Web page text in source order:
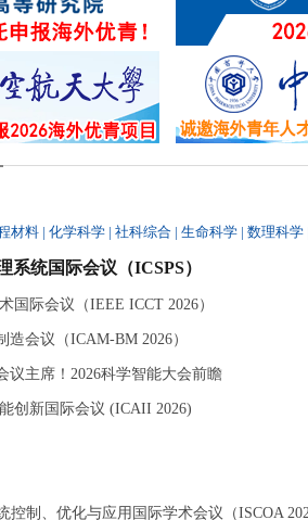
用还大肆转卖
同参与，最终因
材料 | 化学科学 | 社科综合 | 生命科学 | 数理科学
系统国际会议（ICSPS）
国际会议（IEEE ICCT 2026）
会议（ICAM-BM 2026）
议主席！2026科学智能大会前瞻
创新国际会议 (ICAII 2026)
控制、优化与应用国际学术会议（ISCOA